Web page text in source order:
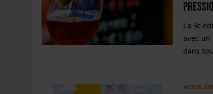
La 3e
avec
dans
ACTUS,